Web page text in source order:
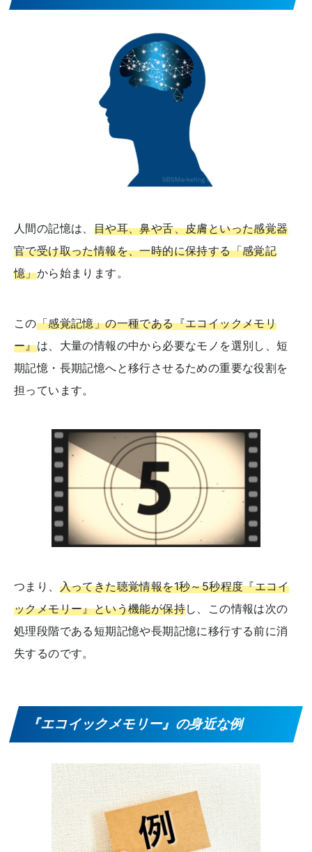
人間の記憶は、 目や耳、鼻や舌、皮膚といった感覚器
官で受け取った情報を、一時的に保持する「感覚記
憶」から始まります。
この「感覚記憶」の一種である『エコイックメモリ
ー』は、大量の情報の中から必要なモノを選別し、短
期記憶・長期記憶へと移行させるための重要な役割を
担っています。
つまり、 入ってきた聴覚情報を1秒～5秒程度『エコイ
ックメモリー』という機能が保持し、この情報は次の
処理段階である短期記憶や長期記憶に移行する前に消
失するのです。
『エコイックメモリー』の身近な例